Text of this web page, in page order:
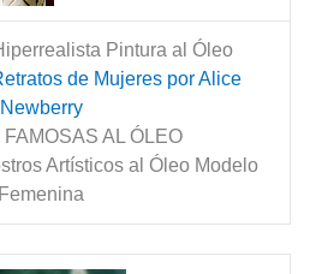
Pintura al Óleo
de Mujeres por Alice
Newberry
AL ÓLEO
Artísticos al Óleo Modelo
Femenina